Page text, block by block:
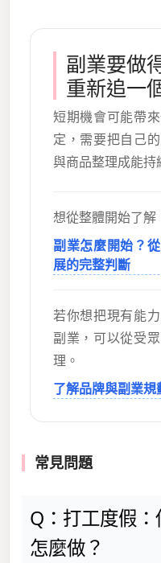
副業要做
重新追一
短期機會可能帶
定，需要把自己
與商品整理成能持
想從整體開始了解
副業怎麼開始？
展的完整判斷
若你想把現有能
副業，可以從受
理。
了解品牌與副業規
常見問題
Q：打工度假
怎麼做？